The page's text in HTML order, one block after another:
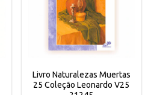
Livro Naturalezas Muertas
25 Coleção Leonardo V25